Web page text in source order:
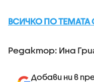
ВСИЧКО ПО ТЕМАТА
Редактор: Ина
Добави ни в